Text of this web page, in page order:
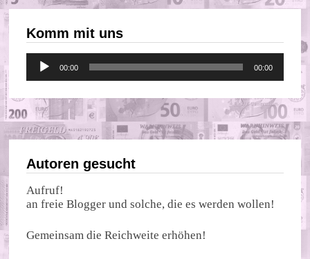
Komm mit uns
Audio-
Player
00:00 00:00
Autoren gesucht
Aufruf!
an freie Blogger und solche, die es werden wollen!
Gemeinsam die Reichweite erhöhen!